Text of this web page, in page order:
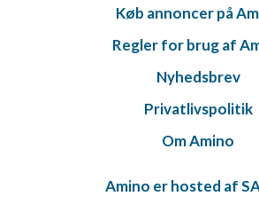
Køb annoncer på
Regler for brug af
Nyhedsbrev
Privatlivspolitik
Om Amino
Amino er hosted af